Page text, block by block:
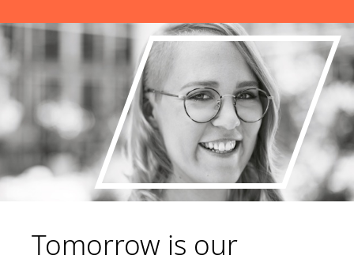
Tomorrow is our